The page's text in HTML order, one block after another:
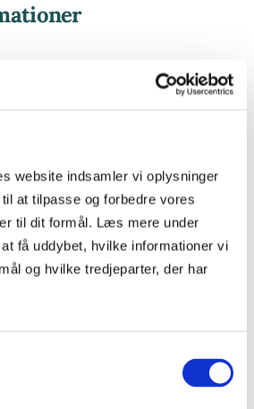
website indsamler vi oplysninger
at tilpasse og forbedre vores
til dit formål. Læs mere under
få uddybet, hvilke informationer vi
og hvilke tredjeparter, der har
af e-mail- og